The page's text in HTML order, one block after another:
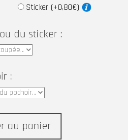
Sticker (+0,80€)
du sticker :
:
au panier